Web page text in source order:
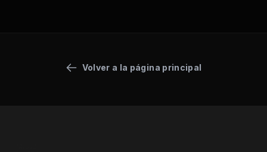
Volver a la página principal